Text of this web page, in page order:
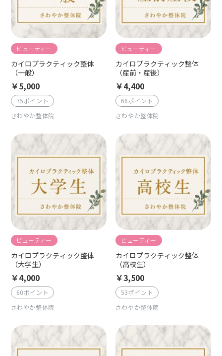
ビューティー
カイロプラクティック整体
（一般）
￥5,000
75ポイント
さわやか整体院
ビューティー
カイロプラクティック整体
（産前・産後）
￥4,400
66ポイント
さわやか整体院
ビューティー
カイロプラクティック整体
（大学生）
￥4,000
60ポイント
さわやか整体院
ビューティー
カイロプラクティック整体
（高校生）
￥3,500
53ポイント
さわやか整体院